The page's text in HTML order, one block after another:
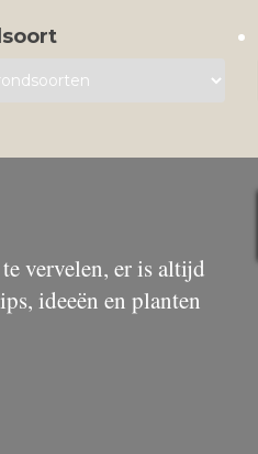
vervelen, er is altijd
ideeën en planten